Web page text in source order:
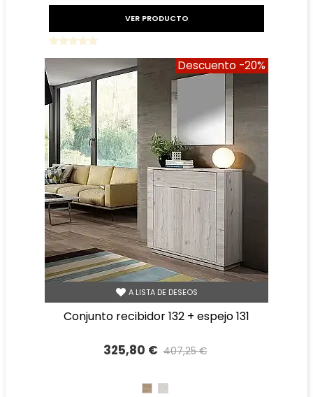
VER PRODUCTO
Descuento -20%
A LISTA DE DESEOS
conjunto recibidor 132 + espejo 131
325,80 € 407,25 €
CAMBRIAN